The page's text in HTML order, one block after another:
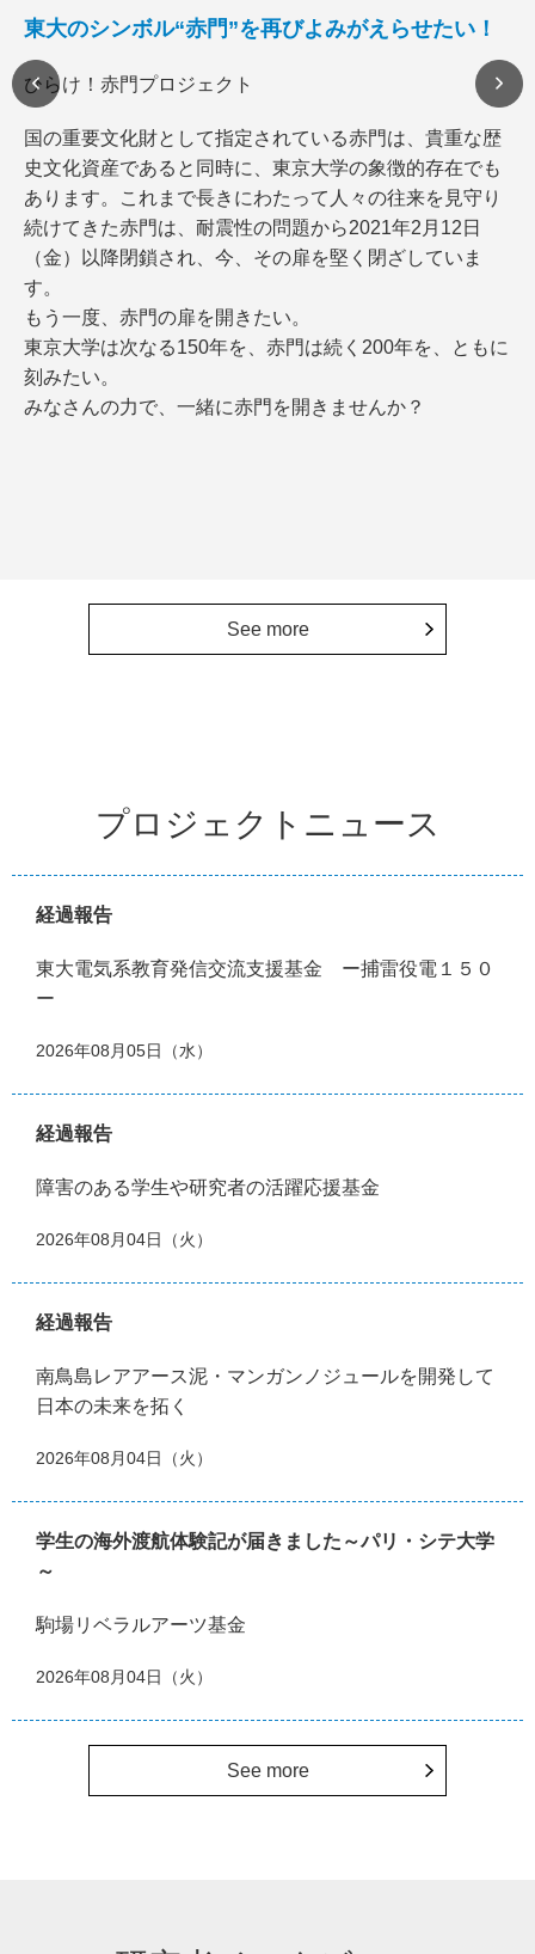
東大のシンボル“赤門”を再びよみがえらせたい！
ひらけ！赤門プロジェクト
国の重要文化財として指定されている赤門は、貴重な歴
史文化資産であると同時に、東京大学の象徴的存在でも
あります。これまで長きにわたって人々の往来を見守り
続けてきた赤門は、耐震性の問題から2021年2月12日
（金）以降閉鎖され、今、その扉を堅く閉ざしていま
す。
もう一度、赤門の扉を開きたい。
東京大学は次なる150年を、赤門は続く200年を、ともに
刻みたい。
みなさんの力で、一緒に赤門を開きませんか？
See more
プロジェクトニュース
経過報告
東大電気系教育発信交流支援基金 ー捕雷役電１５０
ー
2026年08月05日（水）
経過報告
障害のある学生や研究者の活躍応援基金
2026年08月04日（火）
経過報告
南鳥島レアアース泥・マンガンノジュールを開発して
日本の未来を拓く
2026年08月04日（火）
学生の海外渡航体験記が届きました～パリ・シテ大学
～
駒場リベラルアーツ基金
2026年08月04日（火）
See more